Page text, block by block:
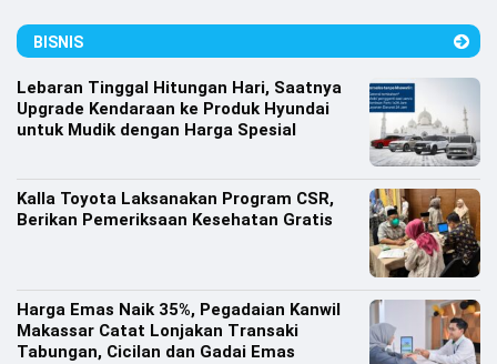
Lifestyle
Olahraga
Opini
BISNIS
Lebaran Tinggal Hitungan Hari, Saatnya
Upgrade Kendaraan ke Produk Hyundai
untuk Mudik dengan Harga Spesial
Kalla Toyota Laksanakan Program CSR,
Berikan Pemeriksaan Kesehatan Gratis
Harga Emas Naik 35%, Pegadaian Kanwil
Makassar Catat Lonjakan Transaki
Tabungan, Cicilan dan Gadai Emas